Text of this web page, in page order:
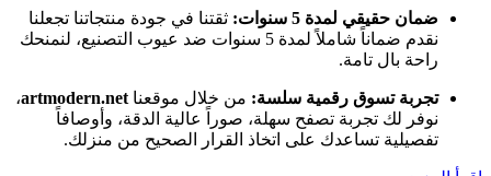
ضمان حقيقي لمدة 5 سنوات:
ثقتنا في جودة منتجاتنا تجعلنا
نقدم ضماناً شاملاً لمدة 5 سنوات ضد عيوب التصنيع، لنمنحك
راحة بال تامة.
تجربة تسوق رقمية سلسة: من خلال موقعنا artmodern.net،
نوفر لك تجربة تصفح سهلة، صوراً عالية الدقة، وأوصافاً
تفصيلية تساعدك على اتخاذ القرار الصحيح من منزلك.